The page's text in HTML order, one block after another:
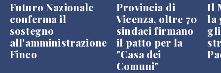
Futuro Nazionale
conferma il
sostegno
all'amministrazione
Finco
Provincia di
Vicenza, oltre 70
sindaci firmano
il patto per la
"Casa dei
Comuni"
Il
la